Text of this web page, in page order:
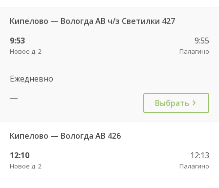
Кипелово — Вологда АВ ч/з Светилки 427
9:53
Новое д. 2
9:55
Палагино
Ежедневно
—
Выбрать
Кипелово — Вологда АВ 426
12:10
Новое д. 2
12:13
Палагино